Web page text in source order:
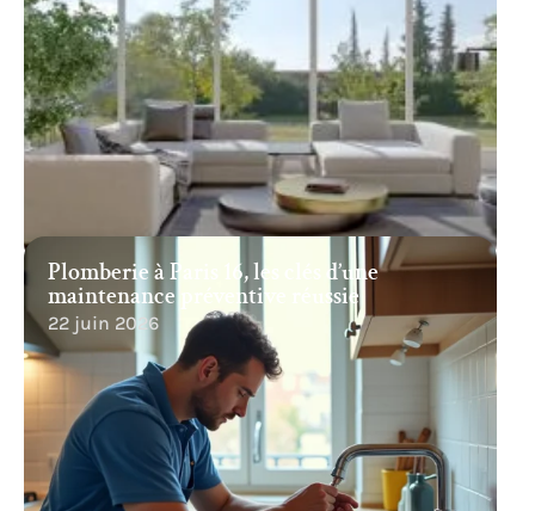
Plomberie à Paris 16, les clés d’une
maintenance préventive réussie
22 juin 2026